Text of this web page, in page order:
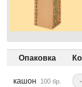
Опаковка
кашон 100 бр. -